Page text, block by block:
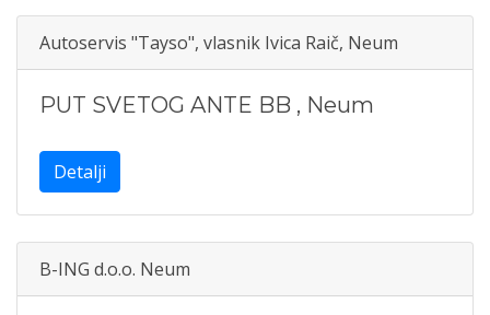
Autoservis "Tayso", vlasnik Ivica Raič, Neum
PUT SVETOG ANTE BB , Neum
Detalji
B-ING d.o.o. Neum